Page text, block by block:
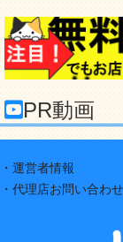
PR動画
・運営者情報
・代理店お問い合わせ